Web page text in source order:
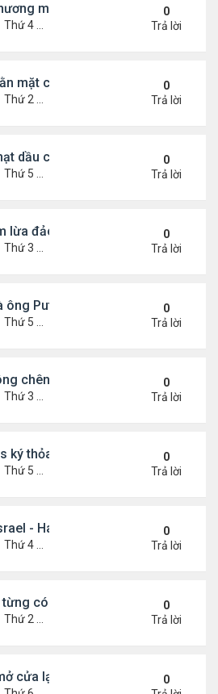
mại sẽ đốt nóng cuộc gặp
Thứ 4 Tháng 10 29, 2025 5:40 pm
0
Trả lời
mặt của Washington khi điều
Thứ 2 Tháng 10 27, 2025 5:06 pm
0
Trả lời
dầu của ông Trump có thể giáng
Thứ 5 Tháng 10 23, 2025 5:12 pm
0
Trả lời
lừa đảo ở Campuchia nhắm đến
Thứ 3 Tháng 10 21, 2025 4:40 pm
0
Trả lời
ông Putin điện đàm, nhất trí gặp
Thứ 5 Tháng 10 16, 2025 5:15 pm
0
Trả lời
chênh với Dải Gaza sau lệnh
Thứ 3 Tháng 10 14, 2025 2:41 pm
0
Trả lời
ký thỏa thuận ngừng bắn
Thứ 5 Tháng 10 09, 2025 2:23 pm
0
Trả lời
- Hamas đạt thỏa thuận hòa
Thứ 4 Tháng 10 08, 2025 5:38 pm
0
Trả lời
có của ông Trump khi ký sắc
Thứ 2 Tháng 10 06, 2025 5:17 pm
0
Trả lời
cửa lại chính phủ Mỹ
0